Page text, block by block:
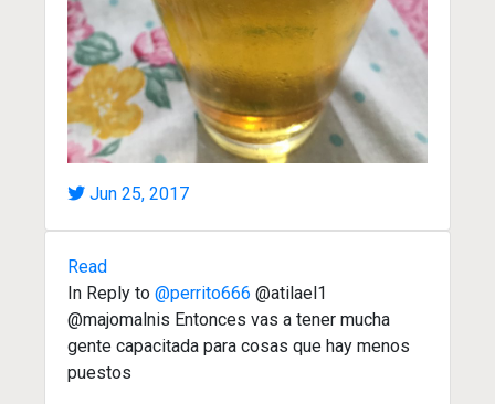
Jun 25, 2017
Read
In Reply to @perrito666 @atilael1
@majomalnis Entonces vas a tener mucha
gente capacitada para cosas que hay menos
puestos